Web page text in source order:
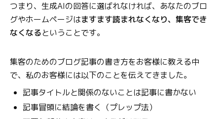
つまり、生成AIの回答に選ばれなければ、あなたのブロ
グやホームページはますます読まれなくなり、集客でき
なくなるということです。
集客のためのブログ記事の書き方をお客様に教える中
で、私のお客様には以下のことを伝えてきました。
記事タイトルと関係のないことは記事に書かない
記事冒頭に結論を書く（プレップ法）